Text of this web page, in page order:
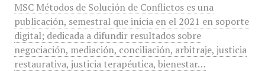
MSC Métodos de Solución de Conflictos es una
publicación, semestral que inicia en el 2021 en soporte
digital; dedicada a difundir resultados sobre
negociación, mediación, conciliación, arbitraje, justicia
restaurativa, justicia terapéutica, bienestar…